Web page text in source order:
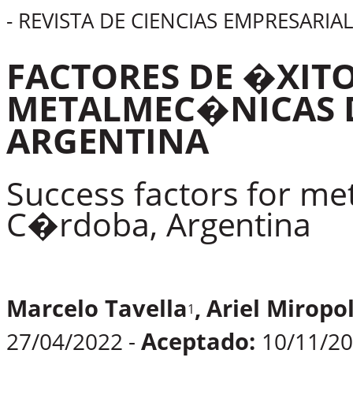
- REVISTA DE CIENCIAS
FACTORES DE
METALMEC�NICAS
ARGENTINA
Success factors for
C�rdoba, Argentina
Marcelo Tavella1, Ariel
27/04/2022 - Aceptado: 10/11/